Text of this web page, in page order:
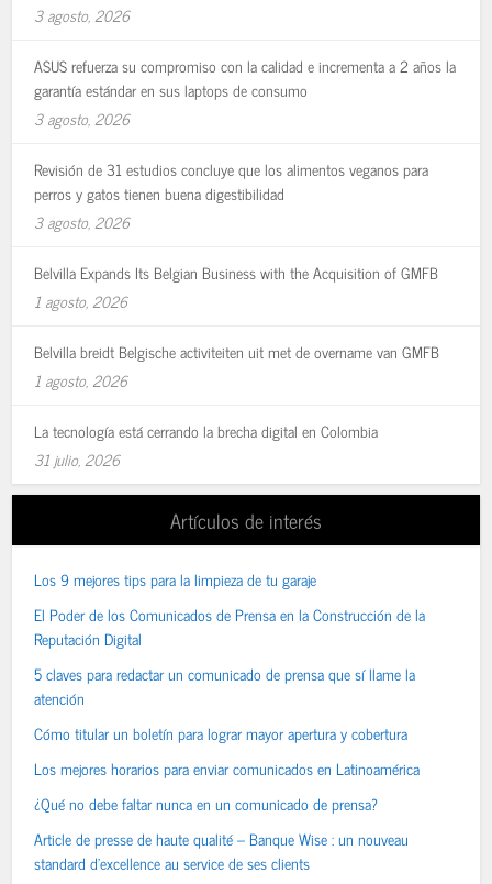
3 agosto, 2026
ASUS refuerza su compromiso con la calidad e incrementa a 2 años la
garantía estándar en sus laptops de consumo
3 agosto, 2026
Revisión de 31 estudios concluye que los alimentos veganos para
perros y gatos tienen buena digestibilidad
3 agosto, 2026
Belvilla Expands Its Belgian Business with the Acquisition of GMFB
1 agosto, 2026
Belvilla breidt Belgische activiteiten uit met de overname van GMFB
1 agosto, 2026
La tecnología está cerrando la brecha digital en Colombia
31 julio, 2026
Artículos de interés
Los 9 mejores tips para la limpieza de tu garaje
El Poder de los Comunicados de Prensa en la Construcción de la
Reputación Digital
5 claves para redactar un comunicado de prensa que sí llame la
atención
Cómo titular un boletín para lograr mayor apertura y cobertura
Los mejores horarios para enviar comunicados en Latinoamérica
¿Qué no debe faltar nunca en un comunicado de prensa?
Article de presse de haute qualité – Banque Wise : un nouveau
standard d’excellence au service de ses clients